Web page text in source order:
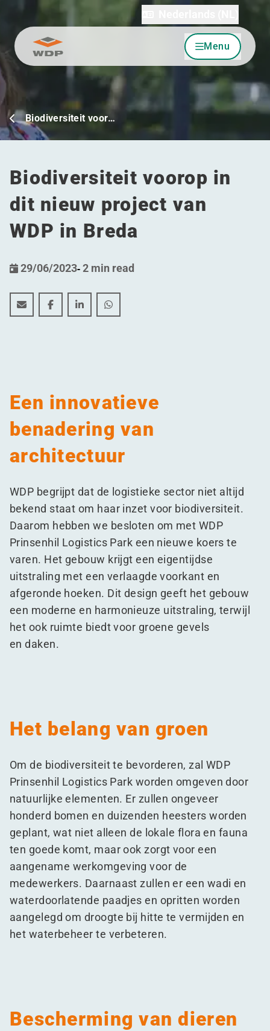
Ga naar inhoud Menu
Biodiversiteit voor…
Biodiversiteit voorop in
dit nieuw project van
WDP in Breda
29/06/2023-2 min read
Biodiversiteit voorop in dit nieuw project van WDP in
Biodiversiteit voorop in dit nieuw project van
Biodiversiteit voorop in dit nieuw project
Biodiversiteit voorop in dit nieuw
Een innovatieve
benadering van
architectuur
WDP begrijpt dat de logistieke sector niet altijd
bekend staat om haar inzet voor biodiversiteit.
Daarom hebben we besloten om met WDP
Prinsenhil Logistics Park een nieuwe koers te
varen. Het gebouw krijgt een eigentijdse
uitstraling met een verlaagde voorkant en
afgeronde hoeken. Dit design geeft het gebouw
een moderne en harmonieuze uitstraling, terwijl
het ook ruimte biedt voor groene gevels
en daken.
Het belang van groen
Om de biodiversiteit te bevorderen, zal WDP
Prinsenhil Logistics Park worden omgeven door
natuurlijke elementen. Er zullen ongeveer
honderd bomen en duizenden heesters worden
geplant, wat niet alleen de lokale flora en fauna
ten goede komt, maar ook zorgt voor een
aangename werkomgeving voor de
medewerkers. Daarnaast zullen er een wadi en
waterdoorlatende paadjes en opritten worden
aangelegd om droogte bij hitte te vermijden en
het waterbeheer te verbeteren.
Bescherming van dieren